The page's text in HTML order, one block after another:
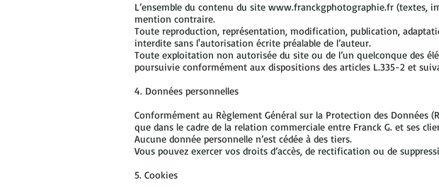
L’ensemble du contenu du site www.franckgphotographie.fr (textes,
mention contraire.
Toute reproduction, représentation, modification, publication,
interdite sans l'autorisation écrite préalable de l’auteur.
Toute exploitation non autorisée du site ou de l’un quelconque des
poursuivie conformément aux dispositions des articles L.335-2 et
4. Données personnelles
Conformément au Règlement Général sur la Protection des Données
que dans le cadre de la relation commerciale entre Franck G. et ses
Aucune donnée personnelle n’est cédée à des tiers.
Vous pouvez exercer vos droits d’accès, de rectification ou de
5. Cookies